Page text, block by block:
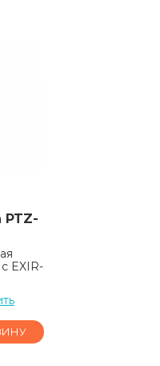
PTZ-
EXIR-